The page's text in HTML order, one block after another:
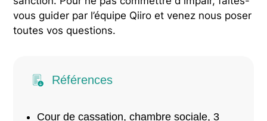
vous guider par l’équipe Qiiro et venez nous poser
toutes vos questions.
Références
Cour de cassation, chambre sociale, 3